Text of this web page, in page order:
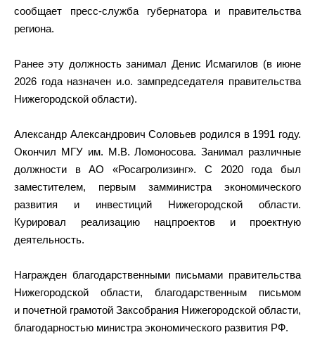
сообщает пресс-служба губернатора и правительства
региона.
Ранее эту должность занимал Денис Исмагилов (в июне
2026 года назначен и.о. зампредседателя правительства
Нижегородской области).
Александр Александрович Соловьев родился в 1991 году.
Окончил МГУ им. М.В. Ломоносова. Занимал различные
должности в АО «Росагролизинг». С 2020 года был
заместителем, первым замминистра экономического
развития и инвестиций Нижегородской области.
Курировал реализацию нацпроектов и проектную
деятельность.
Награжден благодарственными письмами правительства
Нижегородской области, благодарственным письмом
и почетной грамотой Заксобрания Нижегородской области,
благодарностью министра экономического развития РФ.